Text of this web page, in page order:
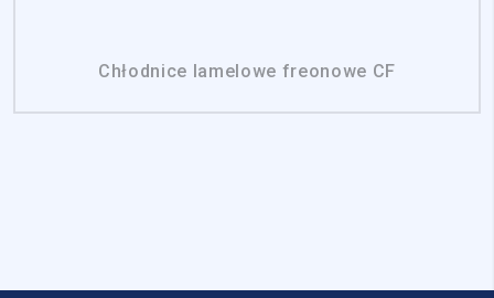
Chłodnice lamelowe freonowe CF